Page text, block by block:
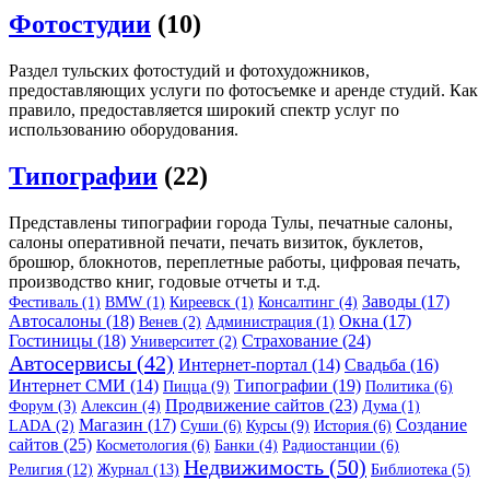
Фотостудии (10)
Раздел тульских фотостудий и фотохудожников,
предоставляющих услуги по фотосъемке и аренде студий. Как
правило, предоставляется широкий спектр услуг по
использованию оборудования.
Типографии (22)
Представлены типографии города Тулы, печатные салоны,
салоны оперативной печати, печать визиток, буклетов,
брошюр, блокнотов, переплетные работы, цифровая печать,
производство книг, годовые отчеты и т.д.
Фестиваль (1) BMW (1) Киреевск (1) Консалтинг (4) Заводы (17)
Автосалоны (18) Венев (2) Администрация (1) Окна (17)
Гостиницы (18) Университет (2) Страхование (24)
Автосервисы (42) Интернет-портал (14) Свадьба (16)
Интернет СМИ (14) Пицца (9) Типографии (19) Политика (6)
Форум (3) Алексин (4) Продвижение сайтов (23) Дума (1)
LADA (2) Магазин (17) Суши (6) Курсы (9) История (6) Создание
сайтов (25) Косметология (6) Банки (4) Радиостанции (6)
Религия (12) Журнал (13) Недвижимость (50) Библиотека (5)